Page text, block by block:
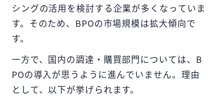
シングの活用を検討する企業が多くなっていま
す。そのため、BPOの市場規模は拡大傾向で
す。
一方で、国内の調達・購買部門については、B
POの導入が思うように進んでいません。理由
として、以下が挙げられます。